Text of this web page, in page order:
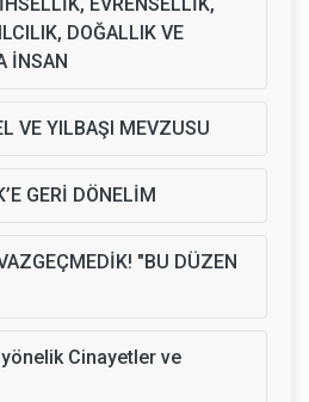
DOĞALLIK VE
İNSAN
VE YILBAŞI MEVZUSU
GERİ DÖNELİM
"BU DÜZEN
yönelik Cinayetler ve